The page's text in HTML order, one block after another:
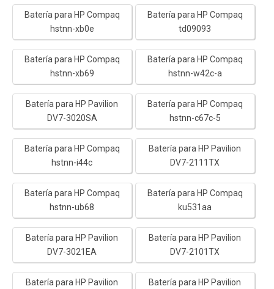
Batería para HP Compaq
hstnn-xb0e
Batería para HP Compaq
td09093
Batería para HP Compaq
hstnn-xb69
Batería para HP Compaq
hstnn-w42c-a
Batería para HP Pavilion
DV7-3020SA
Batería para HP Compaq
hstnn-c67c-5
Batería para HP Compaq
hstnn-i44c
Batería para HP Pavilion
DV7-2111TX
Batería para HP Compaq
hstnn-ub68
Batería para HP Compaq
ku531aa
Batería para HP Pavilion
DV7-3021EA
Batería para HP Pavilion
DV7-2101TX
Batería para HP Pavilion
Batería para HP Pavilion